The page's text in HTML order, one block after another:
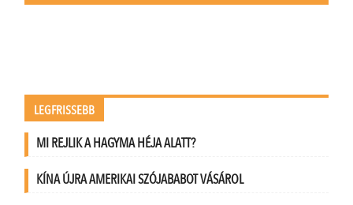
LEGFRISSEBB
MI REJLIK A HAGYMA HÉJA ALATT?
KÍNA ÚJRA AMERIKAI SZÓJABABOT VÁSÁROL